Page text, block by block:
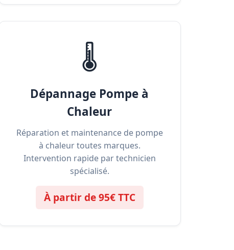
🌡️
Dépannage Pompe à
Chaleur
Réparation et maintenance de pompe
à chaleur toutes marques.
Intervention rapide par technicien
spécialisé.
À partir de 95€ TTC